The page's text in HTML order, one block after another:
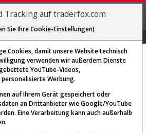
REGIS-
TRIEREN
ist nur für
Tracking auf traderfox.com
Sie Ihre Cookie-Einstellungen)
Cookies, damit unsere Website technisch
verwenden wir außerdem Dienste
YouTube-Videos,
Werbung.
auf Ihrem Gerät gespeichert oder
an Drittanbieter wie Google/YouTube
Eine Verarbeitung kann auch außerhalb